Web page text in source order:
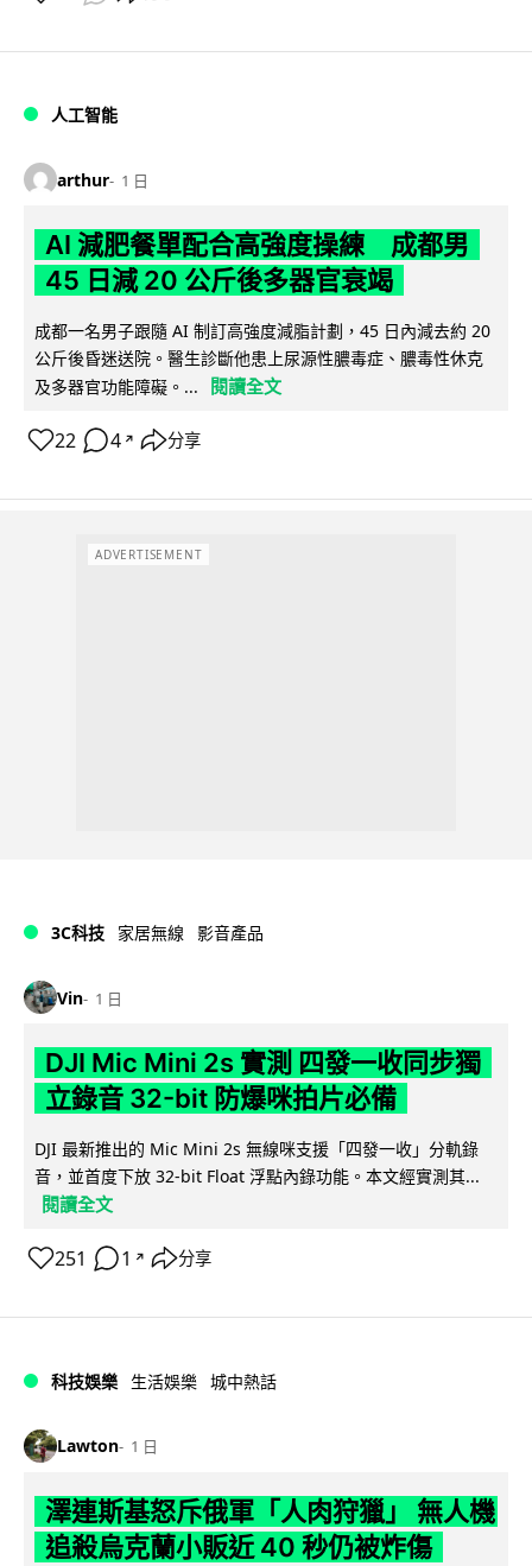
人工智能
arthur 1 日
AI 減肥餐單配合高強度操練 成都男
45 日減 20 公斤後多器官衰竭
成都一名男子跟隨 AI 制訂高強度減脂計劃，45 日內減去約 20
公斤後昏迷送院。醫生診斷他患上尿源性膿毒症、膿毒性休克
及多器官功能障礙。...
閱讀全文
22 4 ↗ 分享
ADVERTISEMENT
3C科技 家居無線 影音產品
Vin 1 日
DJI Mic Mini 2s 實測 四發一收同步獨
立錄音 32-bit 防爆咪拍片必備
DJI 最新推出的 Mic Mini 2s 無線咪支援「四發一收」分軌錄
音，並首度下放 32-bit Float 浮點內錄功能。本文經實測其...
閱讀全文
251 1 ↗ 分享
科技娛樂 生活娛樂 城中熱話
Lawton 1 日
澤連斯基怒斥俄軍「人肉狩獵」 無人機
追殺烏克蘭小販近 40 秒仍被炸傷